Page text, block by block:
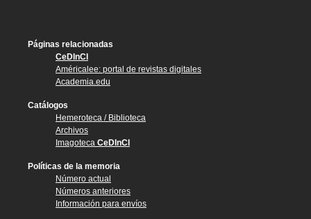
Páginas relacionadas
CeDInCI
Américalee: portal de revistas digitales
Academia.edu
Catálogos
Hemeroteca / Biblioteca
Archivos
Imagoteca CeDInCI
Políticas de la memoria
Número actual
Números anteriores
Información para envíos